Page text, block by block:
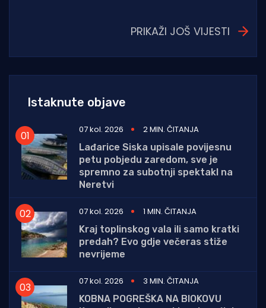
PRIKAŽI JOŠ VIJESTI
Istaknute objave
07 kol. 2026
2 MIN. ČITANJA
Lađarice Siska upisale povijesnu
petu pobjedu zaredom, sve je
spremno za subotnji spektakl na
Neretvi
07 kol. 2026
1 MIN. ČITANJA
Kraj toplinskog vala ili samo kratki
predah? Evo gdje večeras stiže
nevrijeme
07 kol. 2026
3 MIN. ČITANJA
KOBNA POGREŠKA NA BIOKOVU